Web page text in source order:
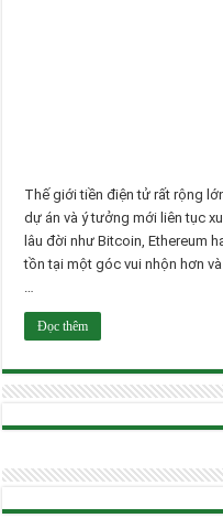
Thế giới tiền điện tử rất rộng
dự án và ý tưởng mới liên tục
lâu đời như Bitcoin, Ethereum
tồn tại một góc vui nhộn hơn
…
Đọc thêm